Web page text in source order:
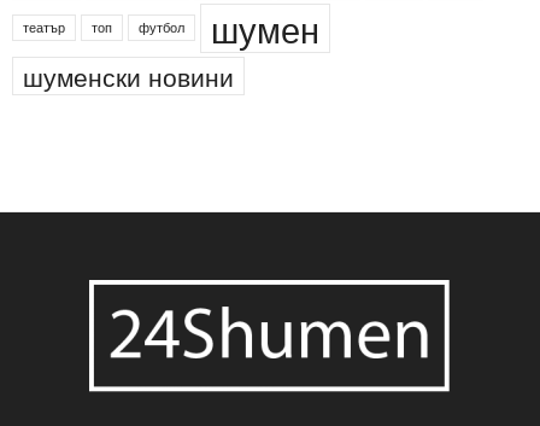
театър топ футбол шумен
шуменски новини